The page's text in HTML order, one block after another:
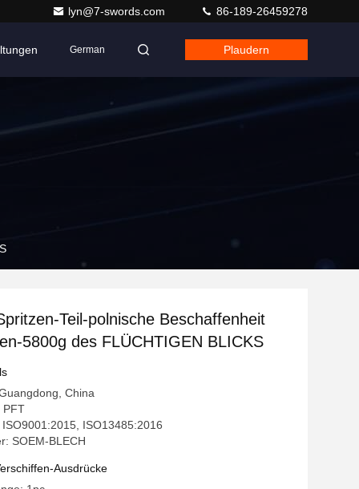
lyn@7-swords.com 86-189-26459278
German Plaudern
Teil-polnische Beschaffenheit
5800g des FLÜCHTIGEN BLICKS
China
PFT
ISO13485:2016
SOEM-BLECH
Ausdrücke